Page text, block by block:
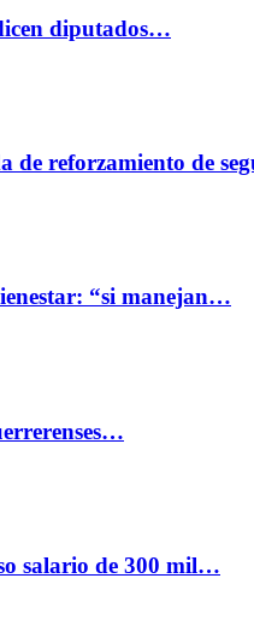
diputados…
de reforzamiento de
“si manejan…
salario de 300 mil…